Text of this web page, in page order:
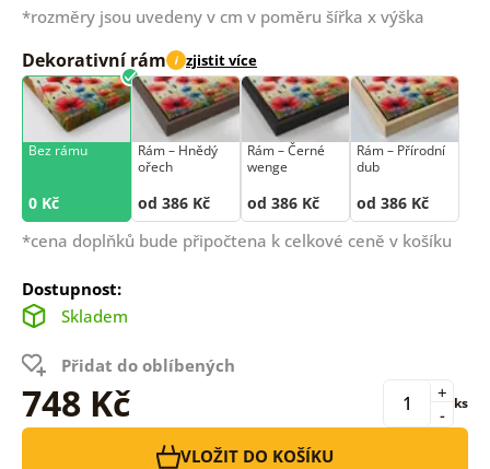
*rozměry jsou uvedeny v cm v poměru šířka x výška
Dekorativní rám i zjistit více
Bez rámu
0 Kč
Rám –⁠⁠⁠⁠⁠⁠ Hnědý
ořech
od 386 Kč
Rám –⁠⁠⁠⁠⁠⁠ Černé
wenge
od 386 Kč
Rám –⁠⁠⁠⁠⁠⁠ Přírodní
dub
od 386 Kč
*cena doplňků bude připočtena k celkové ceně v košíku
Dostupnost:
Skladem
Přidat do oblíbených
748 Kč -
+ ks
VLOŽIT DO KOŠÍKU